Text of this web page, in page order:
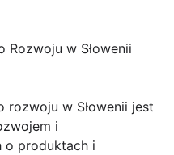
Rozwoju w Słowenii
rozwoju w Słowenii jest
i
o produktach i